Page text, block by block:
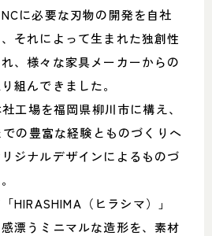
名東店
〒465-0057 名古屋市名東区陸
前町26
Google map
間 平日 11：00～18：00
土・日・祝 11：00～19：00
水曜日（祝日は営業）
734-8477
プで電話をかける
に必要な刃物の開発を自社
それによって生まれた独創性
、様々な家具メーカーからの
組んできました。
工場を福岡県柳川市に構え、
の豊富な経験とものづくりへ
ジナルデザインによるものづ
HIRASHIMA（ヒラシマ）」
漂うミニマルな造形を、素材